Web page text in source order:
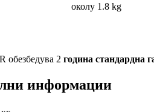
околу 1.8 kg
2 година стандардна
информации